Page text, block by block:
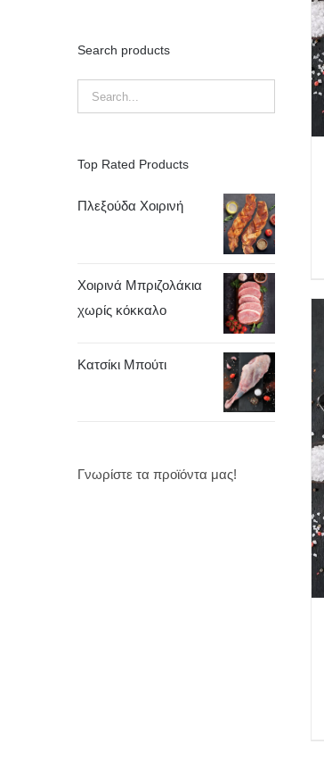
Search products
Top Rated Products
Πλεξούδα Χοιρινή
Χοιρινά Μπριζολάκια
χωρίς κόκκαλο
Κατσίκι Μπούτι
Γνωρίστε τα προϊόντα μας!